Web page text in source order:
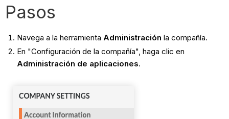
Pasos
Navega a la herramienta Administración la compañía.
En "Configuración de la compañía", haga clic en
Administración de aplicaciones.